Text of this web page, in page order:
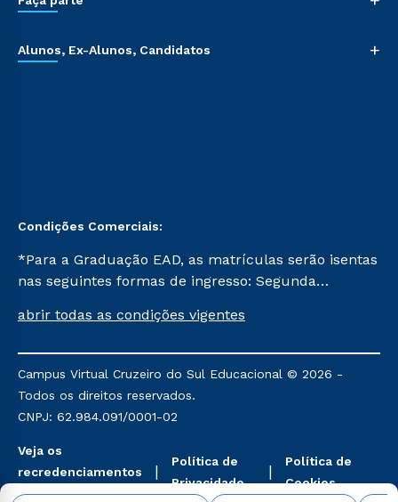
Alunos, Ex-Alunos, Candidatos +
Condições Comerciais:
*Para a Graduação EAD, as matrículas serão isentas
nas seguintes formas de ingresso: Segunda
Já para as demais, a taxa de matrícula será de R$
mencionadas são referentes aos cursos: Ensino
Religioso, Geografia para a Docência e Metodologia
do Ensino de História: Questões Atuais.
abrir todas as condições vigentes
Campus Virtual Cruzeiro do Sul Educacional © 2026 -
Todos os direitos reservados.
CNPJ: 62.984.091/0001-02
Veja os
recredenciamentos
aqui
Política de
Privacidade
Política de
Cookies